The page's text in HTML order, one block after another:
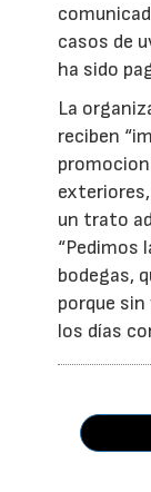
casos de
ha sido
La
reciben
un trato
“Pedimos
bodegas,
porque
los días